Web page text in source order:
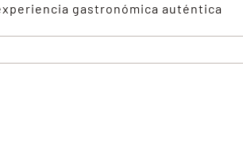
gastronómica auténtica